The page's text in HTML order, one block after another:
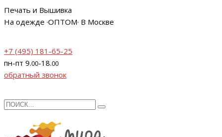
Печать и Вышивка
На одежде ·ОПТОМ· В Москве
+7 (495) 181-65-25
пн-пт 9.00-18.00
обратный звонок